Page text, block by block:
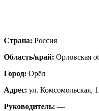
Страна: Россия
Область/край: Орловская
Город: Орёл
Адрес: ул. Комсомольская,
Руководитель: —